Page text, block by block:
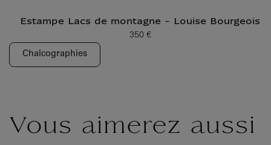
Estampe Lacs de montagne - Louise Bourgeois
Prix ​​actuel
350 €
Chalcographies
Vous aimerez aussi